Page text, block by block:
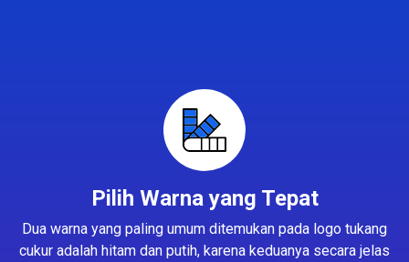
Pilih Warna yang Tepat
Dua warna yang paling umum ditemukan pada logo tukang
cukur adalah hitam dan putih, karena keduanya secara jelas